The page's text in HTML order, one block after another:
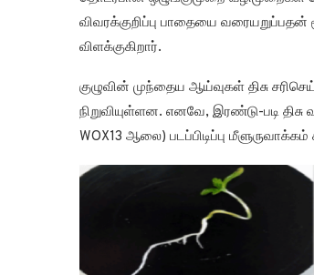
விவரக்குறிப்பு பாதையை
விளக்குகிறார்.
குழுவின் முந்தைய ஆய்வுகள் திசு
நிறுவியுள்ளன. எனவே, இரண்டு-படி
WOX13 ஆலை) படப்பிடிப்பு